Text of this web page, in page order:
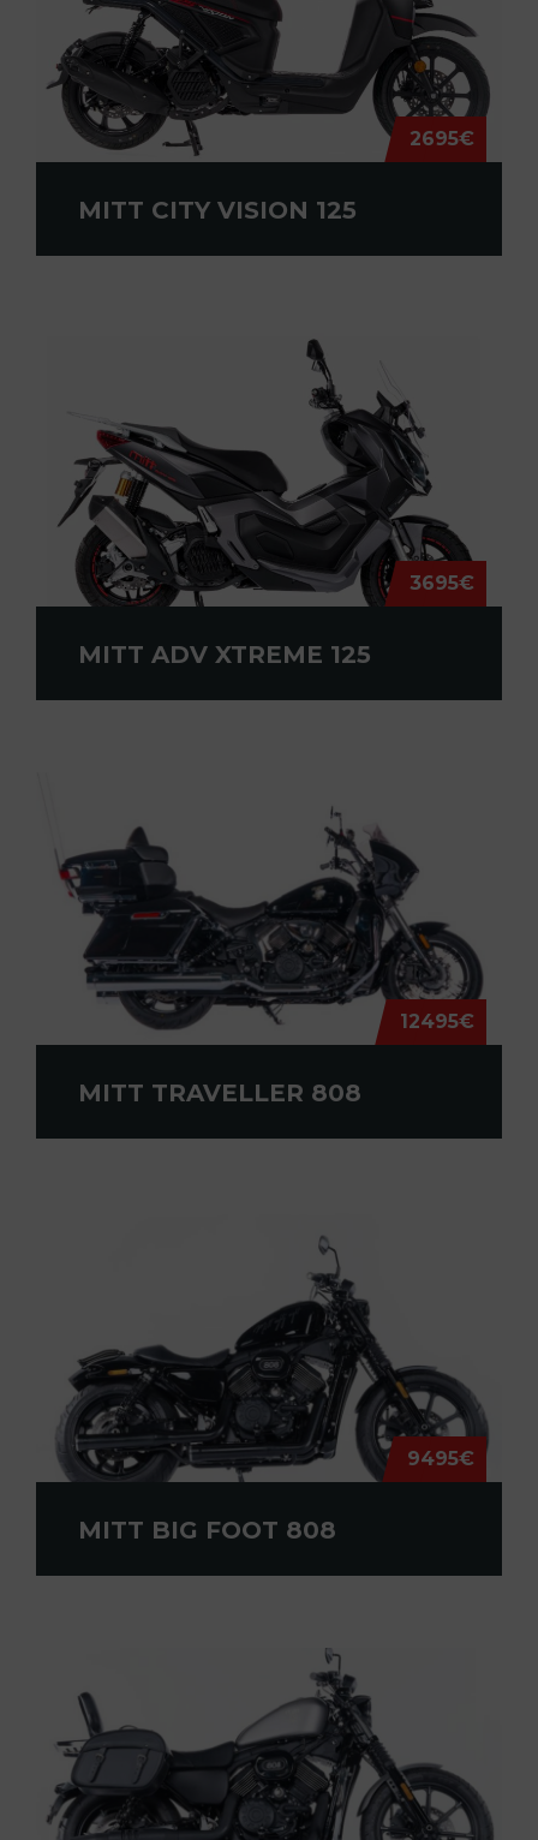
2695€
MITT CITY VISION 125
3695€
MITT ADV XTREME 125
12495€
MITT TRAVELLER 808
9495€
MITT BIG FOOT 808